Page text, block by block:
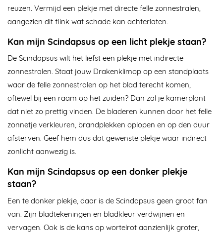
reuzen. Vermijd een plekje met directe felle zonnestralen,
aangezien dit flink wat schade kan achterlaten.
Kan mijn Scindapsus op een licht plekje staan?
De Scindapsus wilt het liefst een plekje met indirecte
zonnestralen. Staat jouw Drakenklimop op een standplaats
waar de felle zonnestralen op het blad terecht komen,
oftewel bij een raam op het zuiden? Dan zal je kamerplant
dat niet zo prettig vinden. De bladeren kunnen door het felle
zonnetje verkleuren, brandplekken oplopen en op den duur
afsterven. Geef hem dus dat gewenste plekje waar indirect
zonlicht aanwezig is.
Kan mijn Scindapsus op een donker plekje
staan?
Een te donker plekje, daar is de Scindapsus geen groot fan
van. Zijn bladtekeningen en bladkleur verdwijnen en
vervagen. Ook is de kans op wortelrot aanzienlijk groter,